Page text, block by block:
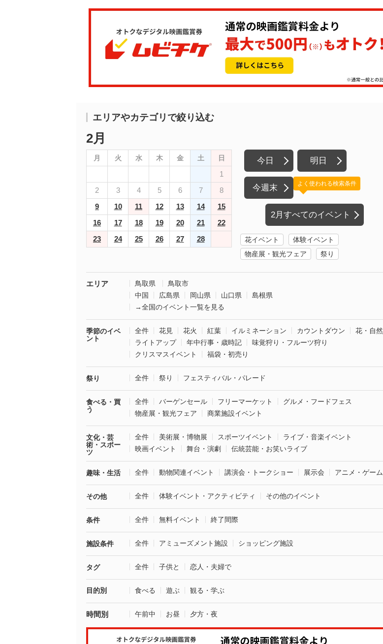
エリアやカテゴリで絞り込む
2月
月 火 水 木 金 土 日
1
2
3 4 5 6 7
8
9
10 11 12 13 14
15
16
17 18 19 20 21
22
23
24 25 26 27 28
今日 明日
今週末
2月すべてのイベント
よく使われる検索条件
花イベント
体験イベント
物産展・観光フェア
祭り
エリア 鳥取県
鳥取市
中国
広島県 岡山県 山口県
島根県
→全国のイベント一覧を見る
季節のイベ
ント
全件 花見 花火 紅葉 イルミネーション カウントダウン
花・自然
ライトアップ
年中行事・歳時記
味覚狩り・フルーツ狩り
クリスマスイベント
福袋・初売り
祭り 全件 祭り フェスティバル・パレード
食べる・買
う
全件 バーゲンセール フリーマーケット
グルメ・フードフェス
物産展・観光フェア
商業施設イベント
文化・芸
術・スポー
ツ
全件 美術展・博物展 スポーツイベント
ライブ・音楽イベント
映画イベント
舞台・演劇 伝統芸能・お笑いライブ
趣味・生活 全件 動物関連イベント 講演会・トークショー 展示会 アニメ・ゲーム
その他 全件 体験イベント・アクティビティ その他のイベント
条件 全件 無料イベント 終了間際
施設条件 全件 アミューズメント施設 ショッピング施設
タグ 全件 子供と 恋人・夫婦で
目的別 食べる 遊ぶ 観る・学ぶ
時間別 午前中 お昼 夕方・夜